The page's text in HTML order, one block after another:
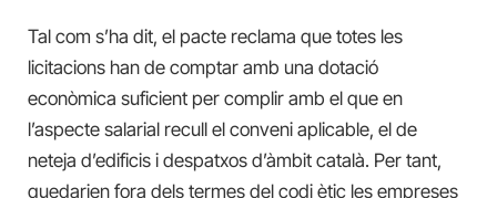
Tal com s’ha dit, el pacte reclama que totes les
licitacions han de comptar amb una dotació
econòmica suficient per complir amb el que en
l’aspecte salarial recull el conveni aplicable, el de
neteja d’edificis i despatxos d’àmbit català. Per tant,
quedarien fora dels termes del codi ètic les empreses